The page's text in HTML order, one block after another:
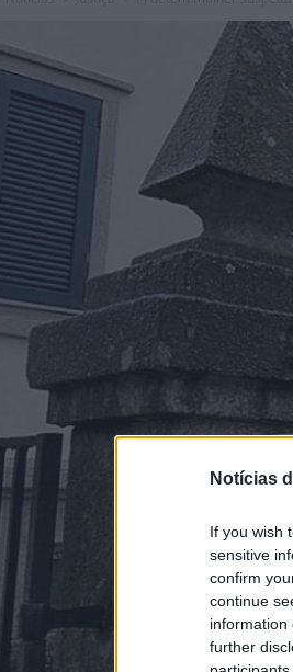
Notícias
If you wish
sensitive
confirm
continue
information
further